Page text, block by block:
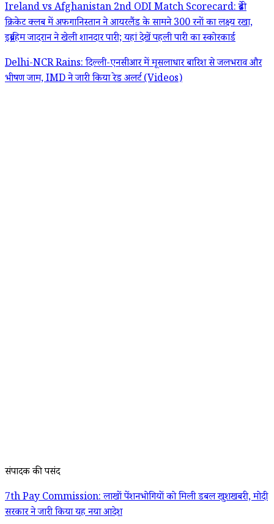
Ireland vs Afghanistan 2nd ODI Match Scorecard: ब्रेडी
क्रिकेट क्लब में अफगानिस्तान ने आयरलैंड के सामने 300 रनों का लक्ष्य रखा,
इब्राहिम जादरान ने खेली शानदार पारी; यहां देखें पहली पारी का स्कोरकार्ड
Delhi-NCR Rains: दिल्ली-एनसीआर में मूसलाधार बारिश से जलभराव और
भीषण जाम, IMD ने जारी किया रेड अलर्ट (Videos)
संपादक की पसंद
7th Pay Commission: लाखों पेंशनभोगियों को मिली डबल खुशखबरी, मोदी
सरकार ने जारी किया यह नया आदेश